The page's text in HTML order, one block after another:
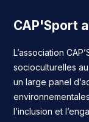
CAP'Sport
L’association
socioculturelles
un large panel
l’inclusion et